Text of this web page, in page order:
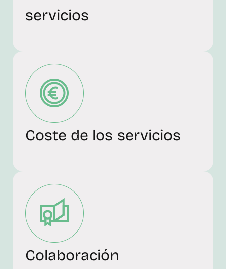
servicios
Coste de los servicios
Colaboración